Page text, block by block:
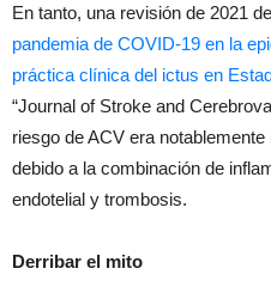
En tanto, una revisión de 2021
pandemia de COVID-19 en la
práctica clínica del ictus en
“Journal of Stroke and
riesgo de ACV era
debido a la combinación de
endotelial y trombosis.
Derribar el mito